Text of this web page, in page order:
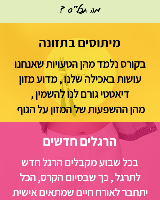
מה תכל"ס ?
מיתוסים בתזונה
בקורס נלמד מהן הטעויות שאנחנו
עושות באכילה שלנו , מדוע מזון
דיאטטי גורם לנו להשמין ,
מהן ההשפעות של המזון על הגוף
הרגלים חדשים
בכל שבוע מקבלים הרגל חדש
לתרגל , כך שבסיום הקרס, הכל
יתחבר לאורח חיים שמתאים אישית